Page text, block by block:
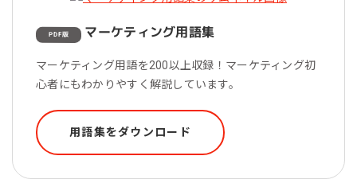
PDF版 マーケティング用語集
マーケティング用語を200以上収録！マーケティング初
心者にもわかりやすく解説しています。
用語集をダウンロード